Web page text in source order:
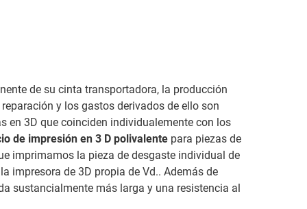
de su cinta transportadora, la producción
y los gastos derivados de ello son
en 3D que coinciden individualemente con los
de impresión en 3 D polivalente para piezas de
imprimamos la pieza de desgaste individual de
impresora de 3D propia de Vd.. Además de
sustancialmente más larga y una resistencia al